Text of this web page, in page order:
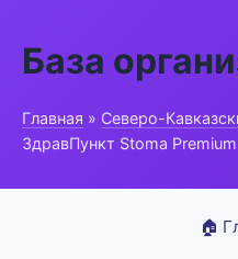
База
Главная » Северо-
ЗдравПункт Stoma Premium
🏠